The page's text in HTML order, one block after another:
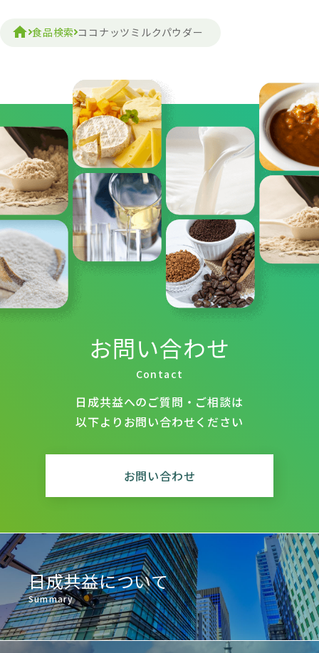
食品検索 ココナッツミルクパウダー
お問い合わせ
Contact
日成共益へのご質問・ご相談は
以下よりお問い合わせください
お問い合わせ
日成共益について
Summary